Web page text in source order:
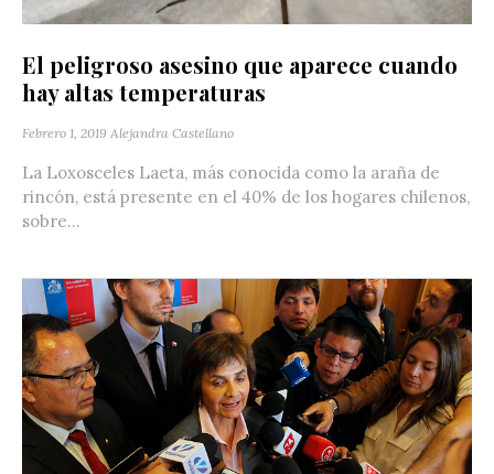
El peligroso asesino que aparece cuando
hay altas temperaturas
Febrero 1, 2019 Alejandra Castellano
La Loxosceles Laeta, más conocida como la araña de
rincón, está presente en el 40% de los hogares chilenos,
sobre...